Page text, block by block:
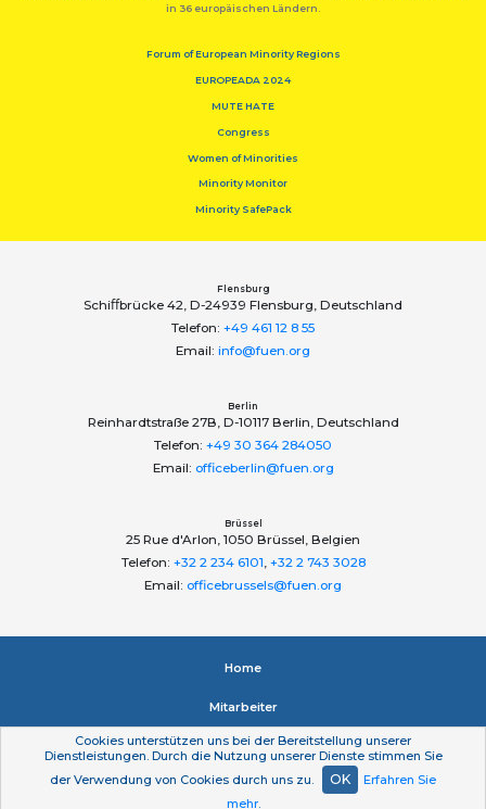
in 36 europäischen Ländern.
Forum of European Minority Regions
EUROPEADA 2024
MUTE HATE
Congress
Women of Minorities
Minority Monitor
Minority SafePack
Flensburg
Schiﬀbrücke 42, D-24939 Flensburg, Deutschland
Telefon: +49 461 12 8 55
Email: info@fuen.org
Berlin
Reinhardtstraße 27B, D-10117 Berlin, Deutschland
Telefon: +49 30 364 284050
Email: officeberlin@fuen.org
Brüssel
25 Rue d'Arlon, 1050 Brüssel, Belgien
Telefon: +32 2 234 6101, +32 2 743 3028
Email: officebrussels@fuen.org
Home
Mitarbeiter
Impressum
Datenschutzerklärung
Cookies unterstützen uns bei der Bereitstellung unserer
Dienstleistungen. Durch die Nutzung unserer Dienste stimmen Sie
der Verwendung von Cookies durch uns zu.
OK
Erfahren Sie
mehr.